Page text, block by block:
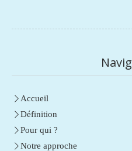
Accueil
Définition
Pour qui ?
Notre approche